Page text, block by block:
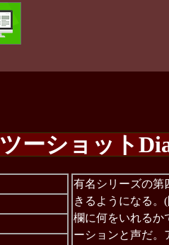
ツーショット
有名シリーズの第
きるようになる。
欄に何をいれるか
ーションと声だ。